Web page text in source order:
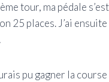
tour, ma pédale
25 places. J’ai
pu gagner la